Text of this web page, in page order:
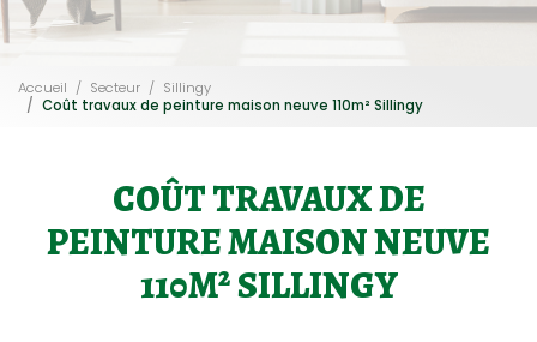
Accueil Secteur
Sillingy
Coût travaux de peinture maison neuve 110m² Sillingy
COÛT TRAVAUX DE
PEINTURE MAISON NEUVE
110M² SILLINGY